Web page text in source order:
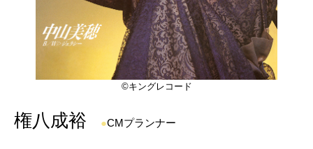
©キングレコード
権八成裕 ●CMプランナー